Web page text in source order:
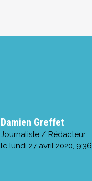
Damien Greffet
Journaliste / Rédacteur
le lundi 27 avril 2020, 9:36